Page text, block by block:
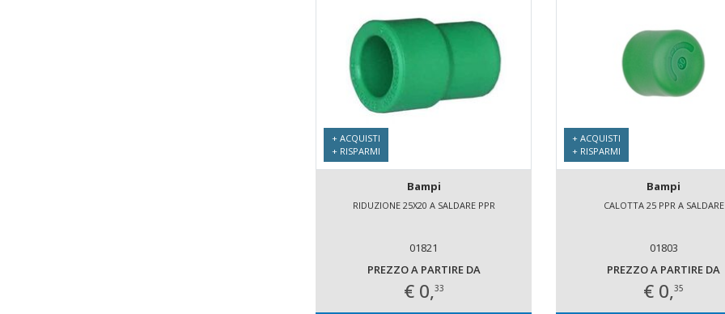
+ ACQUISTI
+ RISPARMI
Bampi
RIDUZIONE 25X20 A SALDARE PPR
01821
PREZZO A PARTIRE DA
€ 0,33
+ ACQUISTI
+ RISPARMI
Bampi
CALOTTA 25 PPR A SALDARE
01803
PREZZO A PARTIRE DA
€ 0,35